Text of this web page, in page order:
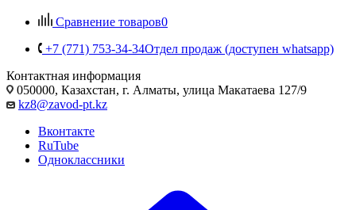
Сравнение товаров0
+7 (771) 753-34-34Отдел продаж (доступен whatsapp)
Контактная информация
050000, Казахстан, г. Алматы, улица Макатаева 127/9
kz8@zavod-pt.kz
Вконтакте
RuTube
Одноклассники